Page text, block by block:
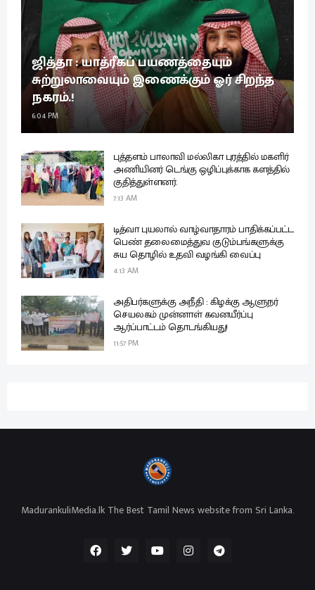
ஜித்தா : யாத்ரீகப் பயணத்தையும்
சுற்றுலாவையும் இணைக்கும் ஓர் சிறந்த
நகரம்.!
6:04 PM
புத்தளம் பாலாவி மல்லிகா புரத்தில் மகளிர்
அணியினர் டெங்கு ஒழிப்புக்காக களத்தில்
குதித்துள்ளனர்.
7:13 AM
டித்வா புயலால் வாழ்வாதாரம் பாதிக்கப்பட்ட
பெண் தலைமைத்துவ குடும்பங்களுக்கு
சுய தொழில் உதவி வழங்கி வைப்பு
4:13 AM
அதிபர்களுக்கு அநீதி : கிழக்கு ஆளுநர்
செயலகம் முன்னாள் கவனயீர்ப்பு
ஆர்ப்பாட்டம் தொடங்கியது!
11:57 PM
MadurankuliMedia.lk The Best Tamil News website from Sri Lanka.